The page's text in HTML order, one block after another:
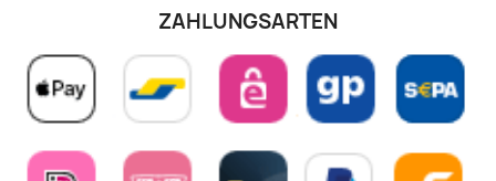
ZAHLUNGSARTEN